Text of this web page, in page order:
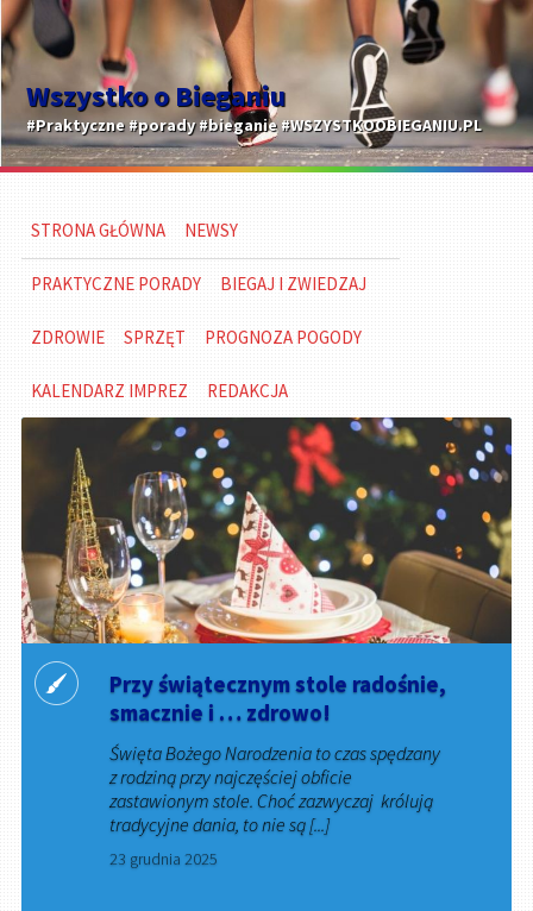
Wszystko o Bieganiu
#Praktyczne #porady #bieganie #WSZYSTKOOBIEGANIU.PL
STRONA GŁÓWNA NEWSY
PRAKTYCZNE PORADY BIEGAJ I ZWIEDZAJ
ZDROWIE SPRZĘT PROGNOZA POGODY
KALENDARZ IMPREZ REDAKCJA
Przy świątecznym stole radośnie,
smacznie i … zdrowo!
Święta Bożego Narodzenia to czas spędzany
z rodziną przy najczęściej obficie
zastawionym stole. Choć zazwyczaj królują
tradycyjne dania, to nie są [...]
23 grudnia 2025